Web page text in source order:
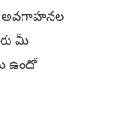
అవగాహనల
మీ
ఉందో